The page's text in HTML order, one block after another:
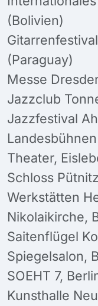
(Bolivien)
(Paraguay)
Messe
Jazzclub
Jazzfestival
Theater,
Schloss Pütnitz
Werkstätten
Nikolaikirche,
Saitenflügel
Spiegelsalon,
SOEHT 7,
Kunsthalle